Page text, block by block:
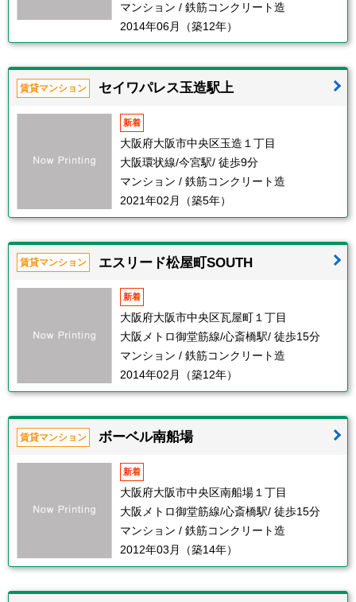
マンション / 鉄筋コンクリート造
2014年06月（築12年）
賃貸マンション セイワパレス玉造駅上
新着
大阪府大阪市中央区玉造１丁目
大阪環状線/今宮駅/ 徒歩9分
マンション / 鉄筋コンクリート造
2021年02月（築5年）
賃貸マンション エスリード松屋町SOUTH
新着
大阪府大阪市中央区瓦屋町１丁目
大阪メトロ御堂筋線/心斎橋駅/ 徒歩15分
マンション / 鉄筋コンクリート造
2014年02月（築12年）
賃貸マンション ボーベル南船場
新着
大阪府大阪市中央区南船場１丁目
大阪メトロ御堂筋線/心斎橋駅/ 徒歩15分
マンション / 鉄筋コンクリート造
2012年03月（築14年）